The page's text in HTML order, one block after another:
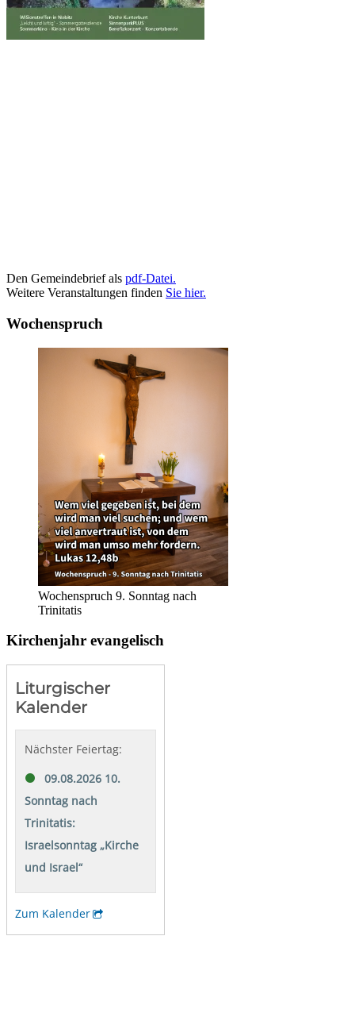
Den Gemeindebrief als pdf-Datei.
Weitere Veranstaltungen finden Sie hier.
Wochenspruch
Wochenspruch 9. Sonntag nach
Trinitatis
Kirchenjahr evangelisch